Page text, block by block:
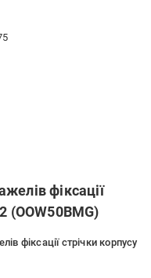
фіксації
(OOW50BMG)
фіксації стрічки корпусу